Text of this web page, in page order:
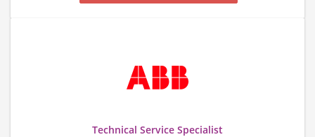
Technical Service Specialist